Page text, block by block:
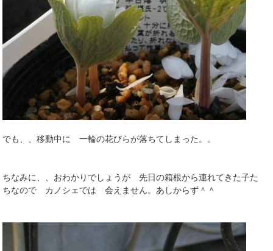
でも、、移動中に 一輪の花びらが落ちてしまった。。
ちなみに、、おわかりでしょうが 先日の箱根から連れてきた子た
ちなので カノシェでは 会えません。あしからず＾＾